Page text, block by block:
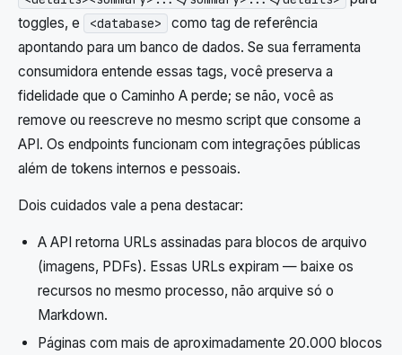
toggles, e
<database>
como tag de referência
apontando para um banco de dados. Se sua ferramenta
consumidora entende essas tags, você preserva a
fidelidade que o Caminho A perde; se não, você as
remove ou reescreve no mesmo script que consome a
API. Os endpoints funcionam com integrações públicas
além de tokens internos e pessoais.
Dois cuidados vale a pena destacar:
A API retorna URLs assinadas para blocos de arquivo
(imagens, PDFs). Essas URLs expiram — baixe os
recursos no mesmo processo, não arquive só o
Markdown.
Páginas com mais de aproximadamente 20.000 blocos